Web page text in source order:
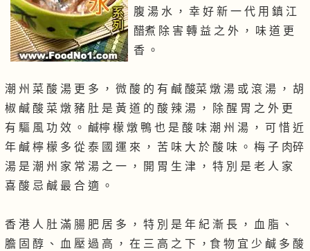
腹 湯 水 ， 幸 好 新 一 代 用 鎮 江
醋煮 除 害 轉 益 之 外 ， 味 道 更
香 。
潮 州 菜 酸 湯 更 多 ， 微 酸 的 有 鹹 酸菜 燉 湯 或 滾 湯 ， 胡
椒 鹹 酸 菜 燉 豬 肚 是 黃 道 的 酸 辣 湯 ， 除 醒 胃 之 外 更
有 驅 風 功 效 。 鹹檸 檬 燉 鴨 也 是 酸 味 潮 州 湯 ， 可 惜 近
年 鹹 檸 檬 多 從 泰 國 運 來 ， 苦 味 大 於 酸 味 。 梅 子 肉碎
湯 是 潮 州 家 常 湯 之 一 ， 開 胃 生 津 ， 特 別 是 老 人 家
喜 酸 忌 鹹 最 合 適 。
香 港 人 肚 滿 腸 肥 居 多 ， 特 別 是 年 紀 漸 長 ， 血 脂 、
膽 固 醇 、 血 壓 過 高 ， 在 三 高 之 下 ，食 物 宜 少 鹹 多 酸